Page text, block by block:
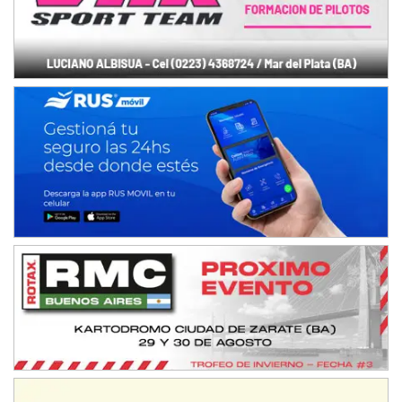
08/09-AGO
IAME SERIES ARGENTINA 6
Ramiro Tot (Asfalto)
Baradero (Buenos Aires)
KDO - F6
Ciudad de Trenque Lauquen (Asfalto)
Trenque Lauquen (Buenos Aires)
Parque de la Velocidad (Asfalto)
Villaguay (Entre Ríos)
VICTORIENSE - F7
El Cerro (Tierra)
Victoria (Entre Ríos)
PATAGONICO - F6
Moto Club Reginense (Tierra)
Gral. E. Godoy (Río Negro)